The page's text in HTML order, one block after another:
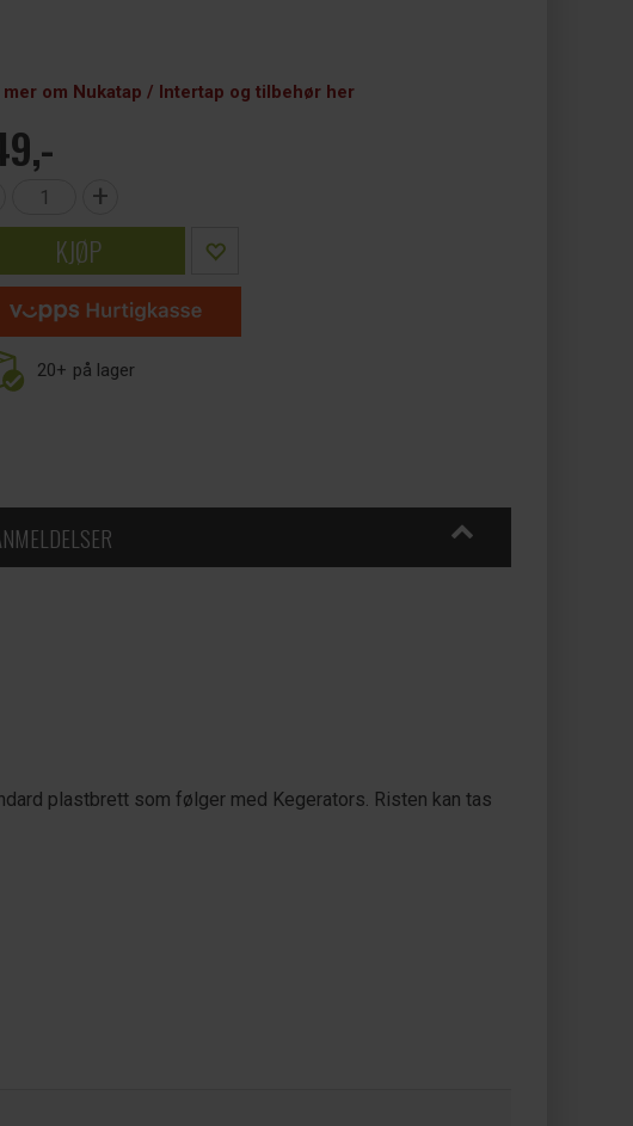
mer om Nukatap / Intertap og tilbehør her
+
KJØP
20+ på lager
plastbrett som følger med Kegerators. Risten kan tas